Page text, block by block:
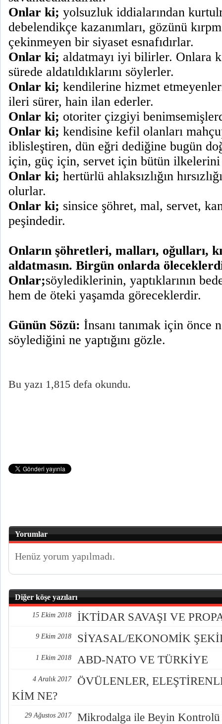
Onlar ki; yolsuzluk iddialarından
debelendikçe kazanımları, gözünü
çekinmeyen bir siyaset esnafıdırlar.
Onlar ki; aldatmayı iyi bilirler. Onlara
sürede aldatıldıklarını söylerler.
Onlar ki; kendilerine hizmet
ileri sürer, hain ilan ederler.
Onlar ki; otoriter çizgiyi
Onlar ki; kendisine kefil olanları
iblisleştiren, dün eğri dediğine bugün
için, güç için, servet için bütün ilkelerini
Onlar ki; hertürlü ahlaksızlığın
olurlar.
Onlar ki; sinsice şöhret, mal, servet,
peşindedir.
Onların şöhretleri, malları, oğulları,
aldatmasın. Birgün onlarda
Onlar;söylediklerinin, yaptıklarının
hem de öteki yaşamda göreceklerdir.
Günün Sözü: İnsanı tanımak için önce
söylediğini ne yaptığını gözle.
Bu yazı 1,815 defa okundu.
Yorumlar
Henüz yorum yapılmadı.
Diğer köşe yazıları
15 Ekim 2018 İKTİDAR SAVAŞI VE
9 Ekim 2018 SİYASAL/EKONOMİK
1 Ekim 2018 ABD-NATO VE TÜRKİYE
4 Aralık 2017
ÖVÜLENLER,
KİM NE?
29 Ağustos 2017 Mikrodalga ile Beyin Kontrolü